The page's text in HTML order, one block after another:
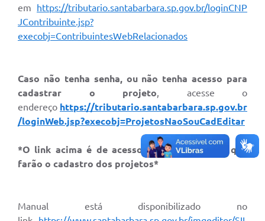
Doação CMDCA
Utilidades
Certidão Negativa de Imóvel
Parcerias com Organização da Sociedade Civil (OSC)
Conselhos Municipais
Lei Aldir Blanc
em https://tributario.santabarbara.sp.gov.br/loginCNP
JContribuinte.jsp?
execobj=ContribuintesWebRelacionados
Caso não tenha senha, ou não tenha acesso para
cadastrar o projeto, acesse o
endereço https://tributario.santabarbara.sp.gov.br
/loginWeb.jsp?execobj=ProjetosNaoSouCadEditar
*O link acima é de acesso aos profissionais que
farão o cadastro dos projetos*
Manual está disponibilizado no